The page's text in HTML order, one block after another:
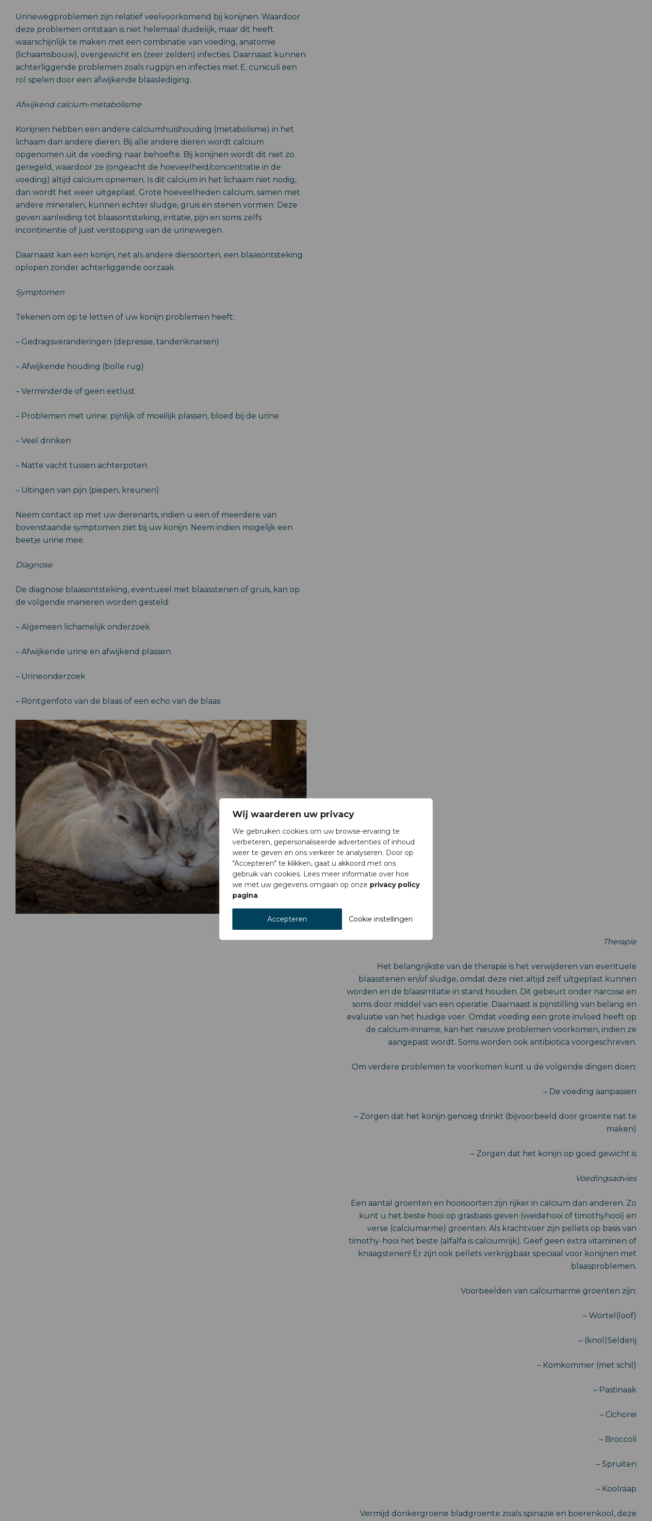
Wij waarderen uw privacy
We gebruiken cookies om uw browse-ervaring te
verbeteren, gepersonaliseerde advertenties of inhoud
weer te geven en ons verkeer te analyseren. Door op
"Accepteren" te klikken, gaat u akkoord met ons
gebruik van cookies. Lees meer informatie over hoe
we met uw gegevens omgaan op onze privacy policy
pagina.
Cookie instellingen
Accepteren
Urinewegproblemen zijn relatief veelvoorkomend bij konijnen. Waardoor
deze problemen ontstaan is niet helemaal duidelijk, maar dit heeft
waarschijnlijk te maken met een combinatie van voeding, anatomie
(lichaamsbouw), overgewicht en (zeer zelden) infecties. Daarnaast kunnen
achterliggende problemen zoals rugpijn en infecties met E. cuniculi een
rol spelen door een afwijkende blaaslediging.
Afwijkend calcium-metabolisme
Konijnen hebben een andere calciumhuishouding (metabolisme) in het
lichaam dan andere dieren. Bij alle andere dieren wordt calcium
opgenomen uit de voeding naar behoefte. Bij konijnen wordt dit niet zo
geregeld, waardoor ze (ongeacht de hoeveelheid/concentratie in de
voeding) altijd calcium opnemen. Is dit calcium in het lichaam niet nodig,
dan wordt het weer uitgeplast. Grote hoeveelheden calcium, samen met
andere mineralen, kunnen echter sludge, gruis en stenen vormen. Deze
geven aanleiding tot blaasontsteking, irritatie, pijn en soms zelfs
incontinentie of juist verstopping van de urinewegen.
Daarnaast kan een konijn, net als andere diersoorten, een blaasontsteking
oplopen zonder achterliggende oorzaak.
Symptomen
Tekenen om op te letten of uw konijn problemen heeft:
– Gedragsveranderingen (depressie, tandenknarsen)
– Afwijkende houding (bolle rug)
– Verminderde of geen eetlust
– Problemen met urine: pijnlijk of moeilijk plassen, bloed bij de urine
– Veel drinken
– Natte vacht tussen achterpoten
– Uitingen van pijn (piepen, kreunen)
Neem contact op met uw dierenarts, indien u een of meerdere van
bovenstaande symptomen ziet bij uw konijn. Neem indien mogelijk een
beetje urine mee.
Diagnose
De diagnose blaasontsteking, eventueel met blaasstenen of gruis, kan op
de volgende manieren worden gesteld:
– Algemeen lichamelijk onderzoek
– Afwijkende urine en afwijkend plassen
– Urineonderzoek
– Röntgenfoto van de blaas of een echo van de blaas
Therapie
Het belangrijkste van de therapie is het verwijderen van eventuele
blaasstenen en/of sludge, omdat deze niet altijd zelf uitgeplast kunnen
worden en de blaasirritatie in stand houden. Dit gebeurt onder narcose en
soms door middel van een operatie. Daarnaast is pijnstilling van belang en
evaluatie van het huidige voer. Omdat voeding een grote invloed heeft op
de calcium-inname, kan het nieuwe problemen voorkomen, indien ze
aangepast wordt. Soms worden ook antibiotica voorgeschreven.
Om verdere problemen te voorkomen kunt u de volgende dingen doen:
– De voeding aanpassen
– Zorgen dat het konijn genoeg drinkt (bijvoorbeeld door groente nat te
maken)
– Zorgen dat het konijn op goed gewicht is
Voedingsadvies
Een aantal groenten en hooisoorten zijn rijker in calcium dan anderen. Zo
kunt u het beste hooi op grasbasis geven (weidehooi of timothyhooi) en
verse (calciumarme) groenten. Als krachtvoer zijn pellets op basis van
timothy-hooi het beste (alfalfa is calciumrijk). Geef geen extra vitaminen of
knaagstenen! Er zijn ook pellets verkrijgbaar speciaal voor konijnen met
blaasproblemen.
Voorbeelden van calciumarme groenten zijn:
– Wortel(loof)
– (knol)Selderij
– Komkommer (met schil)
– Pastinaak
– Cichorei
– Broccoli
– Spruiten
– Koolraap
Vermijd donkergroene bladgroente zoals spinazie en boerenkool, deze